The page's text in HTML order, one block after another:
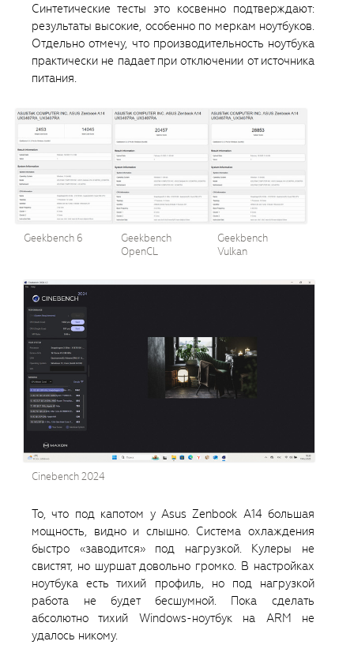
Синтетические тесты это косвенно подтверждают:
результаты высокие, особенно по меркам ноутбуков.
Отдельно отмечу, что производительность ноутбука
практически не падает при отключении от источника
питания.
Geekbench 6
Geekbench
OpenCL
Geekbench
Vulkan
Cinebench 2024
То, что под капотом у Asus Zenbook A14 большая
мощность, видно и слышно. Система охлаждения
быстро «заводится» под нагрузкой. Кулеры не
свистят, но шуршат довольно громко. В настройках
ноутбука есть тихий профиль, но под нагрузкой
работа не будет бесшумной. Пока сделать
абсолютно тихий Windows-ноутбук на ARM не
удалось никому.